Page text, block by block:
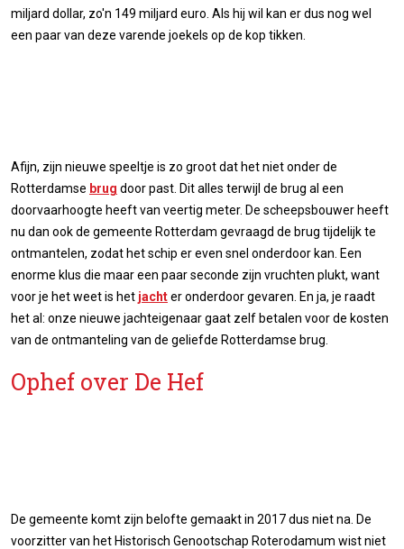
miljard dollar, zo'n 149 miljard euro. Als hij wil kan er dus nog wel
een paar van deze varende joekels op de kop tikken.
Afijn, zijn nieuwe speeltje is zo groot dat het niet onder de
Rotterdamse brug door past. Dit alles terwijl de brug al een
doorvaarhoogte heeft van veertig meter. De scheepsbouwer heeft
nu dan ook de gemeente Rotterdam gevraagd de brug tijdelijk te
ontmantelen, zodat het schip er even snel onderdoor kan. Een
enorme klus die maar een paar seconde zijn vruchten plukt, want
voor je het weet is het jachter onderdoor gevaren. En ja, je raadt
het al: onze nieuwe jachteigenaar gaat zelf betalen voor de kosten
van de ontmanteling van de geliefde Rotterdamse brug.
Ophef over De Hef
De gemeente komt zijn belofte gemaakt in 2017 dus niet na. De
voorzitter van het Historisch Genootschap Roterodamum wist niet